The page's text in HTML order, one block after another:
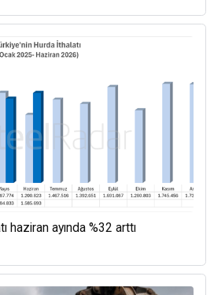
haziran ayında %32 arttı